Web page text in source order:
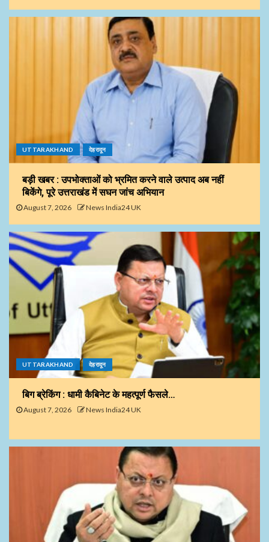
UTTARAKHAND देहरादून
बड़ी खबर : उपभोक्ताओं को भ्रमित करने वाले उत्पाद अब नहीं
बिकेंगे, पूरे उत्तराखंड में सघन जांच अभियान
August 7, 2026 News India24 UK
UTTARAKHAND देहरादून
बिग ब्रेकिंग : धामी कैबिनेट के महत्पूर्ण फैसले…
August 7, 2026 News India24 UK